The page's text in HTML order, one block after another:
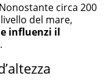
circa 200
del mare,
influenzi il
.